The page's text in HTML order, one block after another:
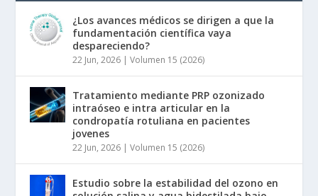
¿Los avances médicos se dirigen a que la
fundamentación científica vaya
despareciendo?
22 Jun, 2026 |Volumen 15 (2026)
Tratamiento mediante PRP ozonizado
intraóseo e intra articular en la
condropatía rotuliana en pacientes
jovenes
22 Jun, 2026 |Volumen 15 (2026)
Estudio sobre la estabilidad del ozono en